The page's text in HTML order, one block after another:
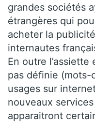
grandes sociétés
étrangères qui
acheter la
internautes
En outre l’assiette
pas définie
usages sur
nouveaux
apparaitront